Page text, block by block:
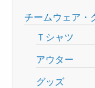
チームウェア・
Ｔシャツ
アウター
グッズ